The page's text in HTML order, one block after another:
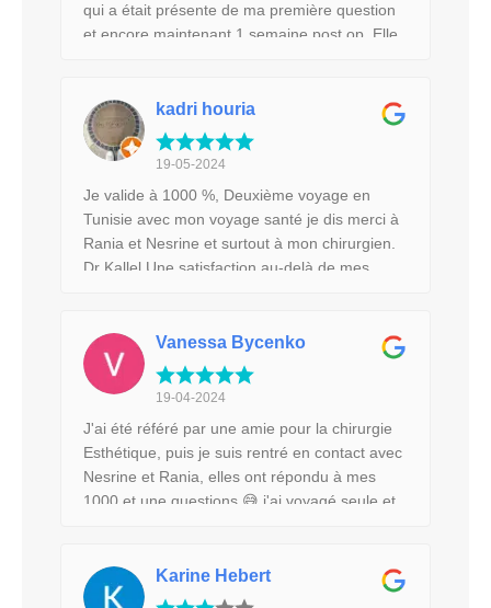
qui a était présente de ma première question
et encore maintenant 1 semaine post op. Elle
rassurer, si je devais repartir, ça serait sans
hésitation avec cette agence. Je recommande
!!! Merci pour tout 🙏
kadri houria
19-05-2024
Je valide à 1000 %, Deuxième voyage en
Tunisie avec mon voyage santé je dis merci à
Rania et Nesrine et surtout à mon chirurgien.
Dr Kallel Une satisfaction au-delà de mes
parfaite . une convalescence clinique et à
l’hôtel au top. Merci à vous encore les filles et
merci Docteur Kallel
Vanessa Bycenko
19-04-2024
J'ai été référé par une amie pour la chirurgie
Esthétique, puis je suis rentré en contact avec
Nesrine et Rania, elles ont répondu à mes
1000 et une questions 😅 j'ai voyagé seule et
voir tous les jours à ta chambre! Le personnel
soignant très à l'écoute Et que dire de Dr
Karine Hebert